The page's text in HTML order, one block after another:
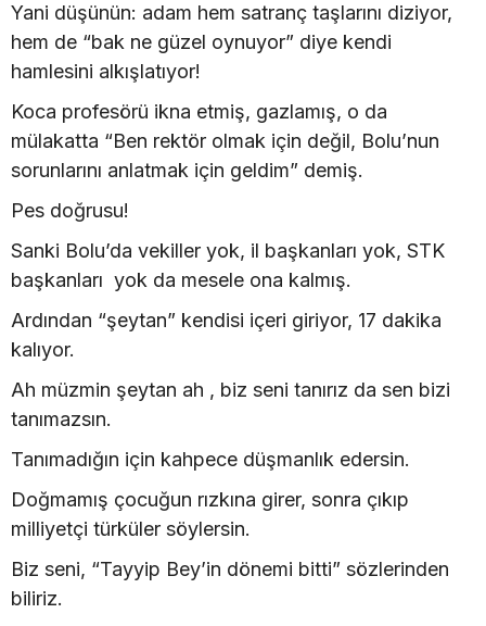
Yani düşünün: adam hem satranç taşlarını diziyor,
hem de “bak ne güzel oynuyor” diye kendi
hamlesini alkışlatıyor!
Koca profesörü ikna etmiş, gazlamış, o da
mülakatta “Ben rektör olmak için değil, Bolu’nun
sorunlarını anlatmak için geldim” demiş.
Pes doğrusu!
Sanki Bolu’da vekiller yok, il başkanları yok, STK
başkanları yok da mesele ona kalmış.
Ardından “şeytan” kendisi içeri giriyor, 17 dakika
kalıyor.
Ah müzmin şeytan ah , biz seni tanırız da sen bizi
tanımazsın.
Tanımadığın için kahpece düşmanlık edersin.
Doğmamış çocuğun rızkına girer, sonra çıkıp
milliyetçi türküler söylersin.
Biz seni, “Tayyip Bey’in dönemi bitti” sözlerinden
biliriz.